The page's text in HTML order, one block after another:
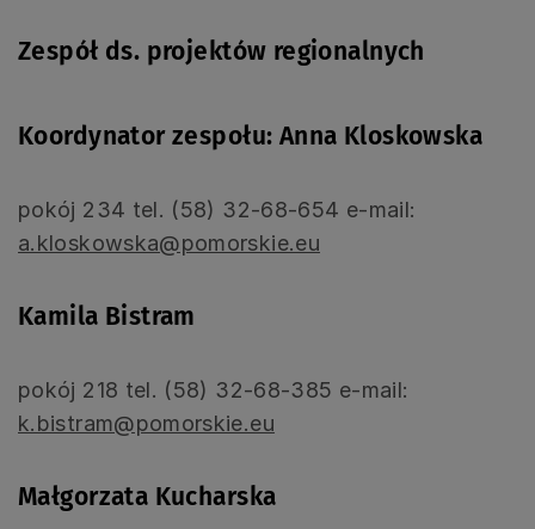
Zespół ds. projektów regionalnych
Koordynator zespołu: Anna Kloskowska
pokój 234 tel. (58) 32-68-654 e-mail:
a.kloskowska@pomorskie.eu
Kamila Bistram
pokój 218 tel. (58) 32-68-385 e-mail:
k.bistram@pomorskie.eu
Małgorzata Kucharska